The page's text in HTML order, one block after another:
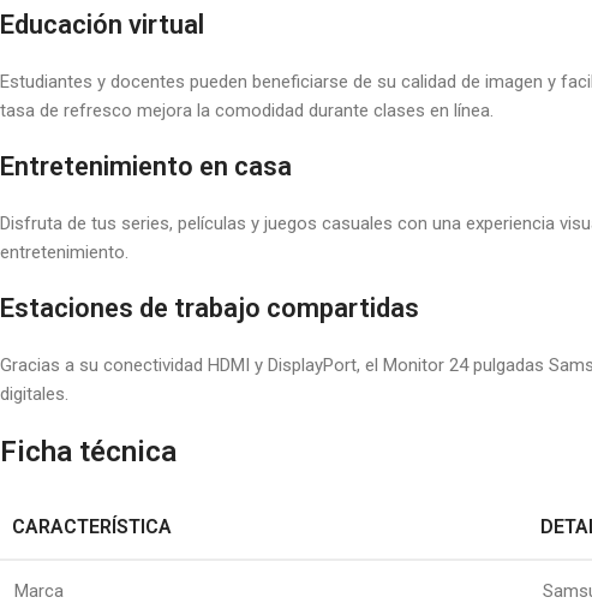
Educación virtual
Estudiantes y docentes pueden beneficiarse de su calidad de imagen y
tasa de refresco mejora la comodidad durante clases en línea.
Entretenimiento en casa
Disfruta de tus series, películas y juegos casuales con una experiencia
entretenimiento.
Estaciones de trabajo compartidas
Gracias a su conectividad HDMI y DisplayPort, el Monitor 24 pulgadas
digitales.
Ficha técnica
CARACTERÍSTICA
Marca